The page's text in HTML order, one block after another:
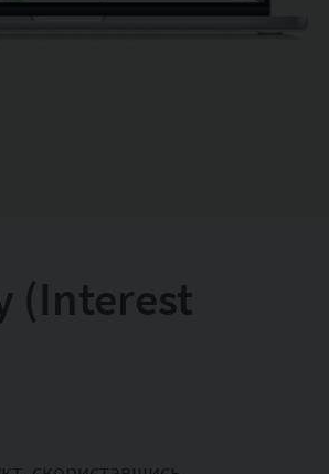
(Interest